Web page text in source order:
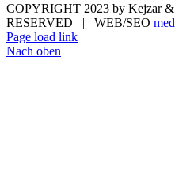
COPYRIGHT 2023 by Kejzar
RESERVED | WEB/SEO
Page load link
Nach oben